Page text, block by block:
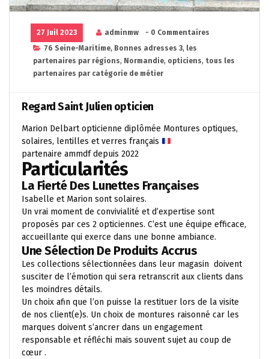
27 Juil 2023 adminmw
- 0 Commentaires
76 Seine-Maritime, Bonnes adresses 3, les
partenaires par régions, Normandie, opticiens, tous les
partenaires par catégorie de métier
Regard Saint Julien opticien
Marion Delbart opticienne diplômée Montures optiques,
solaires, lentilles et verres français
partenaire ammdf depuis 2022
Particularités
La Fierté Des Lunettes Françaises
Isabelle et Marion sont solaires.
Un vrai moment de convivialité et d’expertise sont
proposés par ces 2 opticiennes. C’est une équipe efficace,
accueillante qui exerce dans une bonne ambiance.
Une Sélection De Produits Accrus
Les collections sélectionnées dans leur magasin doivent
susciter de l’émotion qui sera retranscrit aux clients dans
les moindres détails.
Un choix afin que l’on puisse la restituer lors de la visite
de nos client(e)s. Un choix de montures raisonné car les
marques doivent s’ancrer dans un engagement
responsable et réfléchi mais souvent sujet au coup de
cœur .